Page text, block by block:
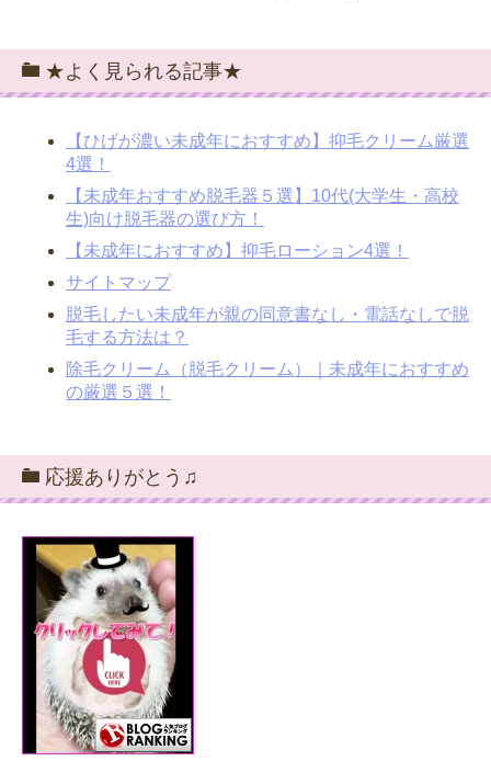
★よく見られる記事★
【ひげが濃い未成年におすすめ】抑毛クリーム厳選
4選！
【未成年おすすめ脱毛器５選】10代(大学生・高校
生)向け脱毛器の選び方！
【未成年におすすめ】抑毛ローション4選！
サイトマップ
脱毛したい未成年が親の同意書なし・電話なしで脱
毛する方法は？
除毛クリーム（脱毛クリーム）｜未成年におすすめ
の厳選５選！
応援ありがとう♫